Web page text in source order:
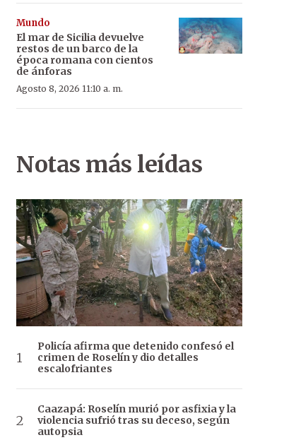
Mundo
El mar de Sicilia devuelve
restos de un barco de la
época romana con cientos
de ánforas
Agosto 8, 2026 11:10 a. m.
Notas más leídas
Policía afirma que detenido confesó el
crimen de Roselín y dio detalles
escalofriantes
Caazapá: Roselín murió por asfixia y la
violencia sufrió tras su deceso, según
autopsia